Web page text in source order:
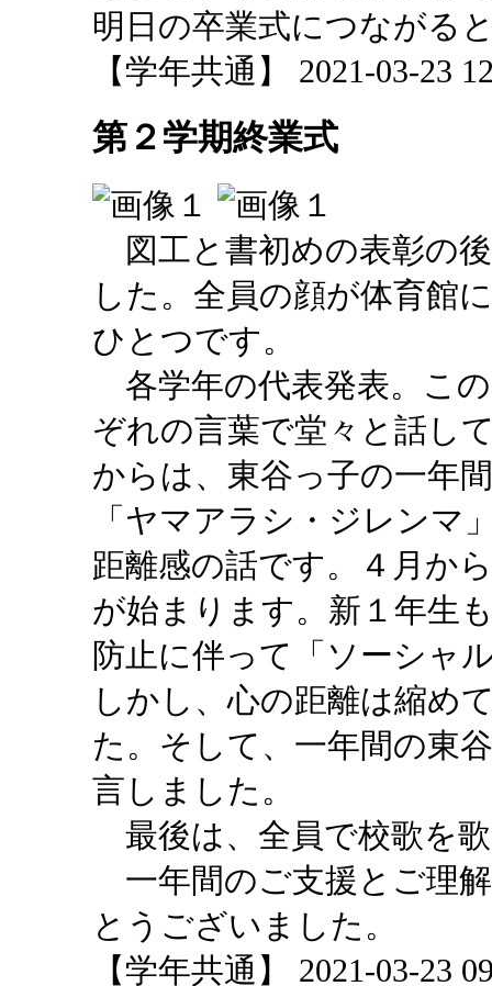
明日の卒業式につながる
【学年共通】 2021-03-23
第２学期終業式
図工と書初めの表彰の
した。全員の顔が体育館
ひとつです。
各学年の代表発表。こ
ぞれの言葉で堂々と話し
からは、東谷っ子の一年
「ヤマアラシ・ジレンマ
距離感の話です。４月か
が始まります。新１年生
防止に伴って「ソーシャ
しかし、心の距離は縮め
た。そして、一年間の東
言しました。
最後は、全員で校歌を
一年間のご支援とご理
とうございました。
【学年共通】 2021-03-23